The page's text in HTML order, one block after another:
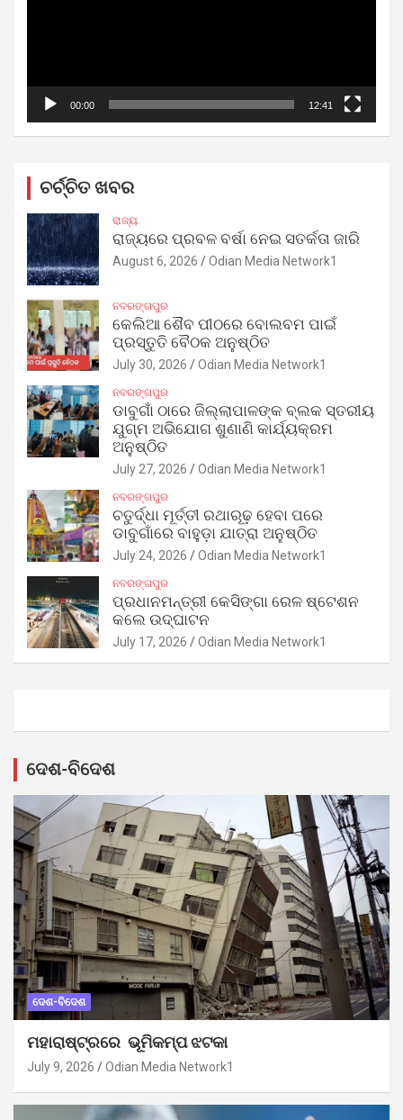
00:00 12:41
ଚର୍ଚ୍ଚିତ ଖବର
ରାଜ୍ୟ
ରାଜ୍ୟରେ ପ୍ରବଳ ବର୍ଷା ନେଇ ସତର୍କତା ଜାରି
August 6, 2026 Odian Media Network1
ନବରଙ୍ଗପୁର
କେଲିଆ ଶୈବ ପୀଠରେ ବୋଲବମ ପାଇଁ
ପ୍ରସ୍ତୁତି ବୈଠକ ଅନୁଷ୍ଠିତ
July 30, 2026 Odian Media Network1
ନବରଙ୍ଗପୁର
ଡାବୁଗାଁ ଠାରେ ଜିଲ୍ଲାପାଳଙ୍କ ବ୍ଲକ ସ୍ତରୀୟ
ଯୁଗ୍ମ ଅଭିଯୋଗ ଶୁଣାଣି କାର୍ଯ୍ୟକ୍ରମ
ଅନୁଷ୍ଠିତ
July 27, 2026 Odian Media Network1
ନବରଙ୍ଗପୁର
ଚତୁର୍ଦ୍ଧା ମୂର୍ତ୍ତୀ ରଥାରୂଢ଼ ହେବା ପରେ
ଡାବୁଗାଁରେ ବାହୁଡ଼ା ଯାତ୍ରା ଅନୁଷ୍ଠିତ
July 24, 2026 Odian Media Network1
ନବରଙ୍ଗପୁର
ପ୍ରଧାନମନ୍ତ୍ରୀ କେସିଙ୍ଗା ରେଳ ଷ୍ଟେଶନ
କଲେ ଉଦ୍‌ଘାଟନ
July 17, 2026 Odian Media Network1
ଦେଶ-ବିଦେଶ
ଦେଶ-ବିଦେଶ
ମହାରାଷ୍ଟ୍ରରେ ଭୂମିକମ୍ପ ଝଟକା
July 9, 2026 Odian Media Network1